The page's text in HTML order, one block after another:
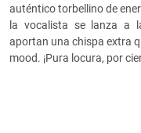
auténtico torbellino de
la vocalista se lanza a
aportan una chispa extra
mood. ¡Pura locura, por